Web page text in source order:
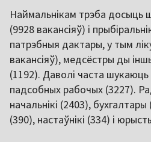
Наймальнікам трэба досыць
(9928 вакансіяў) і
патрэбныя дактары, у тым
вакансіяў), медсёстры ды
(1192). Даволі часта
падсобных рабочых (3227).
начальнікі (2403),
(390), настаўнікі (334) і